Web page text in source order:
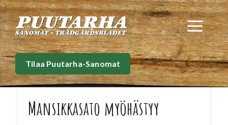
Siirry
sisältöön
Tilaa Puutarha-Sanomat
Mansikkasato myöhästyy